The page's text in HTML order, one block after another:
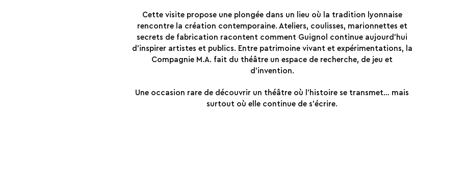
Cette visite propose une plongée dans un lieu où la tradition lyonnaise
rencontre la création contemporaine. Ateliers, coulisses, marionnettes et
secrets de fabrication racontent comment Guignol continue aujourd’hui
d’inspirer artistes et publics. Entre patrimoine vivant et expérimentations, la
Compagnie M.A. fait du théâtre un espace de recherche, de jeu et
d’invention.
Une occasion rare de découvrir un théâtre où l’histoire se transmet… mais
surtout où elle continue de s’écrire.